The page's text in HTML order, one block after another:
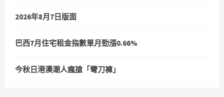
2026年8月7日版面
巴西7月住宅租金指數單月勁漲0.66%
今秋日港澳潮人瘋搶「彎刀褲」